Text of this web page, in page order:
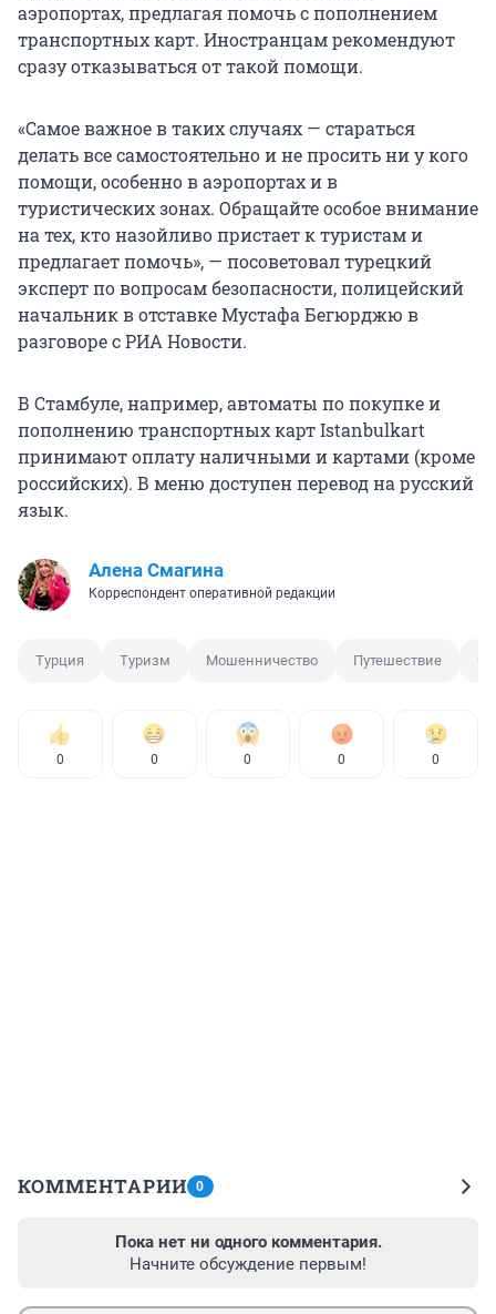
аэропортах, предлагая помочь с пополнением
транспортных карт. Иностранцам рекомендуют
сразу отказываться от такой помощи.
«Самое важное в таких случаях — стараться
делать все самостоятельно и не просить ни у кого
помощи, особенно в аэропортах и в
туристических зонах. Обращайте особое внимание
на тех, кто назойливо пристает к туристам и
предлагает помочь», — посоветовал турецкий
эксперт по вопросам безопасности, полицейский
начальник в отставке Мустафа Бегюрджю в
разговоре с РИА Новости.
В Стамбуле, например, автоматы по покупке и
пополнению транспортных карт Istanbulkart
принимают оплату наличными и картами (кроме
российских). В меню доступен перевод на русский
язык.
Алена Смагина
Корреспондент оперативной редакции
Турция Туризм Мошенничество Путешествие
0 0 0 0 0
КОММЕНТАРИИ 0
Пока нет ни одного комментария.
Начните обсуждение первым!